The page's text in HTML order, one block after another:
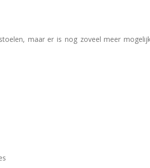
maar er is nog zoveel meer